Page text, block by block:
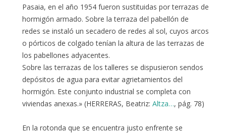
Pasaia, en el año 1954 fueron sustituidas por terrazas de
hormigón armado. Sobre la terraza del pabellón de
redes se instaló un secadero de redes al sol, cuyos arcos
o pórticos de colgado tenían la altura de las terrazas de
los pabellones adyacentes.
Sobre las terrazas de los talleres se dispusieron sendos
depósitos de agua para evitar agrietamientos del
hormigón. Este conjunto industrial se completa con
viviendas anexas.» (HERRERAS, Beatriz: Altza…, pág. 78)
En la rotonda que se encuentra justo enfrente se